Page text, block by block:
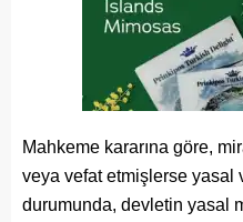
Mahkeme kararına göre,
veya vefat etmişlerse
durumunda, devletin yasal